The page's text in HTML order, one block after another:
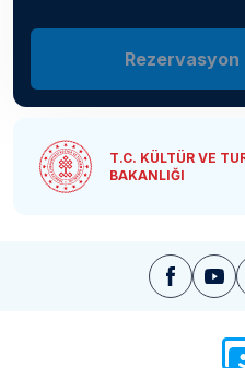
Rezervasyon
T.C. KÜLTÜR VE
BAKANLIĞI